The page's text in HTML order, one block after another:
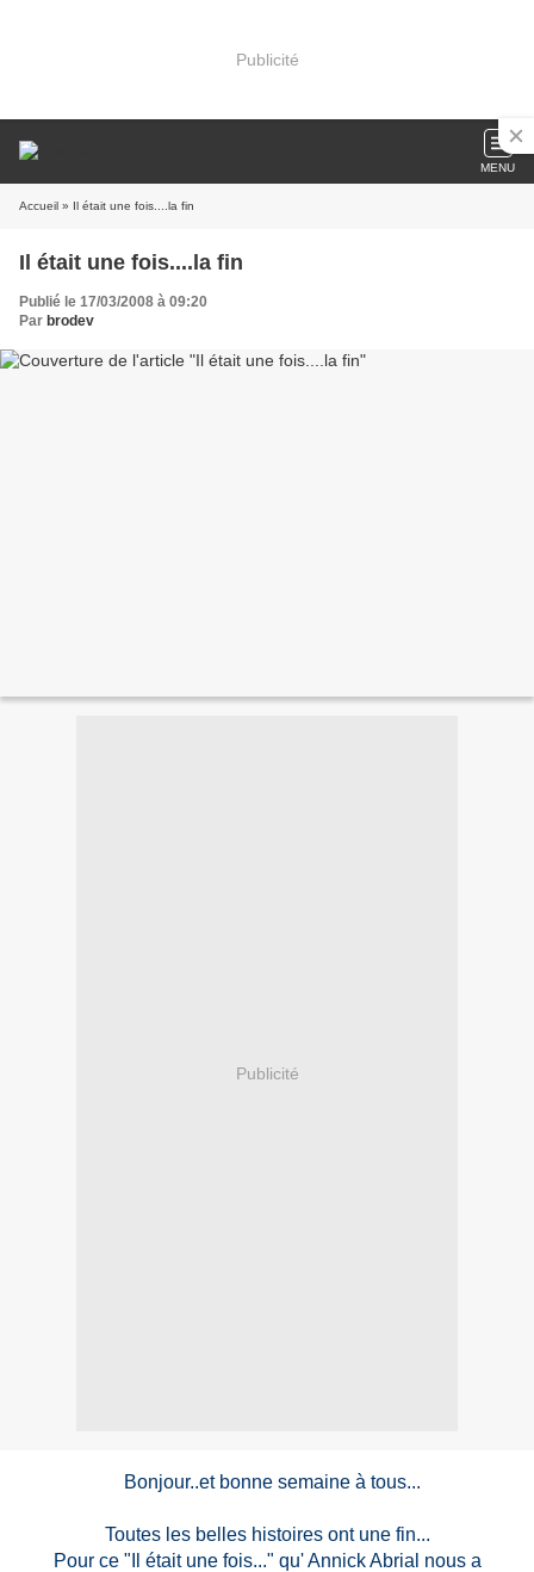
Publicité
MENU
Accueil » Il était une fois....la fin
Il était une fois....la fin
Publié le 17/03/2008 à 09:20
Par brodev
Publicité
Bonjour..et bonne semaine à tous...
Toutes les belles histoires ont une fin...
Pour ce "Il était une fois..." qu' Annick Abrial nous a